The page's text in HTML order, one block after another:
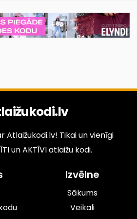
Atlaižukodi.lv! Tikai un vienīgi
un AKTĪVI atlaižu kodi.
Izvēlne
Sākums
Veikali